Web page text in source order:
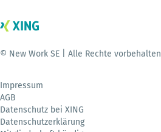
© New Work SE | Alle Rechte vorbehalten
Impressum
AGB
Datenschutz bei XING
Datenschutzerklärung